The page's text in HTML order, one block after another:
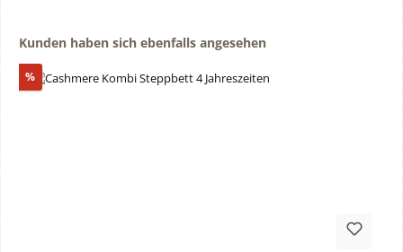
Produktgalerie überspringen
Kunden haben sich ebenfalls angesehen
%Rabatt